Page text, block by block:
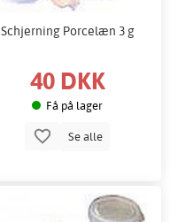
Schjerning Porcelæn 3 g
40 DKK
Få på lager
Se alle